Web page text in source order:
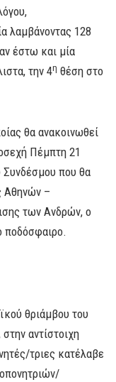
λαμβάνοντας 128
έστω και μία
την 4η θέση στο
θα ανακοινωθεί
Πέμπτη 21
Συνδέσμου που θα
Αθηνών –
των Ανδρών, ο
ποδόσφαιρο.
θριάμβου του
αντίστοιχη
τριες κατέλαβε